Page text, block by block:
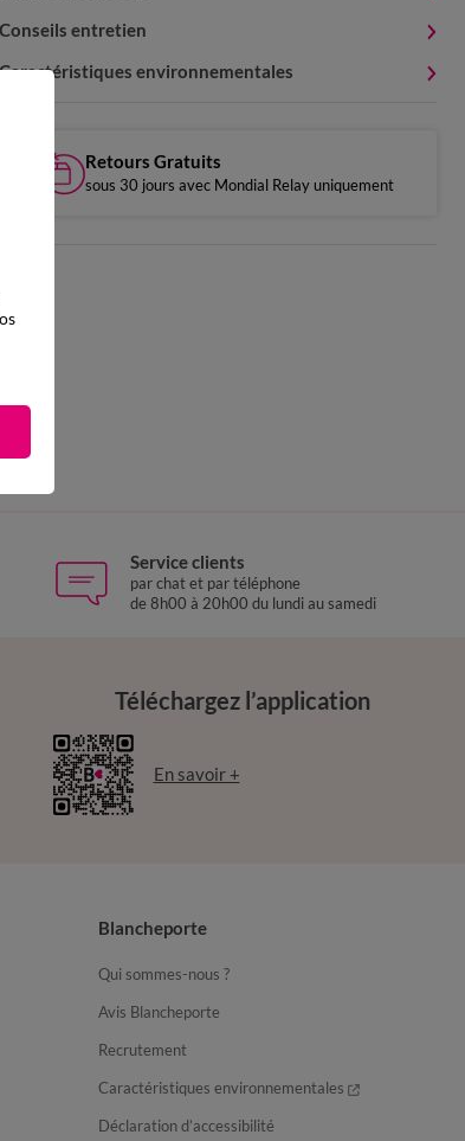
Conseils entretien
Caractéristiques environnementales
Retours Gratuits
sous 30 jours avec Mondial Relay uniquement
Service clients
par chat et par téléphone
de 8h00 à 20h00 du lundi au samedi
Téléchargez l’application
En savoir +
Blancheporte
Qui sommes-nous ?
Avis Blancheporte
Recrutement
Caractéristiques environnementales
Déclaration d’accessibilité